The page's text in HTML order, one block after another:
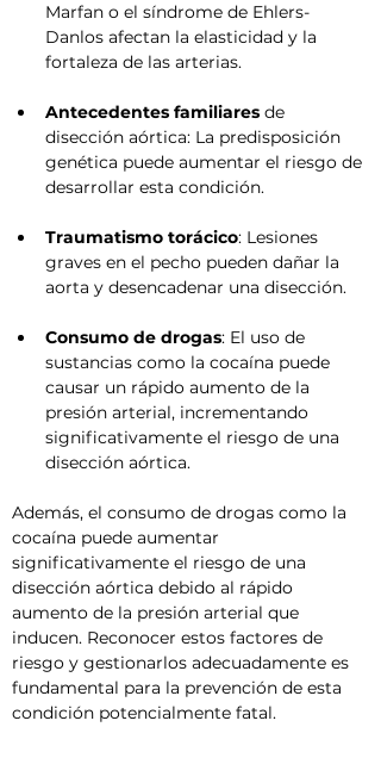
Marfan o el síndrome de Ehlers-
Danlos afectan la elasticidad y la
fortaleza de las arterias.
Antecedentes familiares de
disección aórtica: La predisposición
genética puede aumentar el riesgo de
desarrollar esta condición.
Traumatismo torácico: Lesiones
graves en el pecho pueden dañar la
aorta y desencadenar una disección.
Consumo de drogas: El uso de
sustancias como la cocaína puede
causar un rápido aumento de la
presión arterial, incrementando
significativamente el riesgo de una
disección aórtica.
Además, el consumo de drogas como la
cocaína puede aumentar
significativamente el riesgo de una
disección aórtica debido al rápido
aumento de la presión arterial que
inducen. Reconocer estos factores de
riesgo y gestionarlos adecuadamente es
fundamental para la prevención de esta
condición potencialmente fatal.